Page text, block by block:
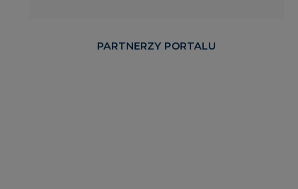
PARTNERZY PORTALU